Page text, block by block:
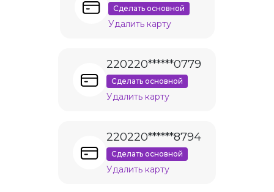
Сделать основной
Удалить карту
220220******0779
Сделать основной
Удалить карту
220220******8794
Сделать основной
Удалить карту